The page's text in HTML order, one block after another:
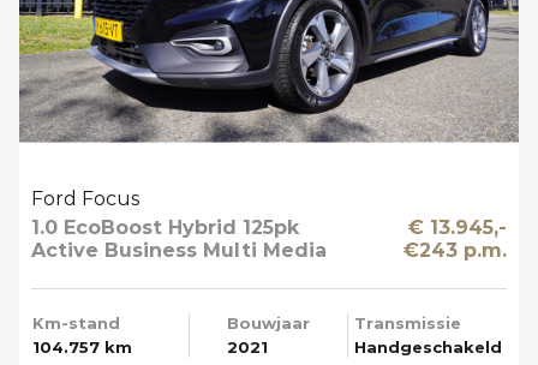
Ford Focus
1.0 EcoBoost Hybrid 125pk
Active Business Multi Media
€ 13.945,-
€243 p.m.
Km-stand
104.757 km
Bouwjaar
2021
Transmissie
Handgeschakeld